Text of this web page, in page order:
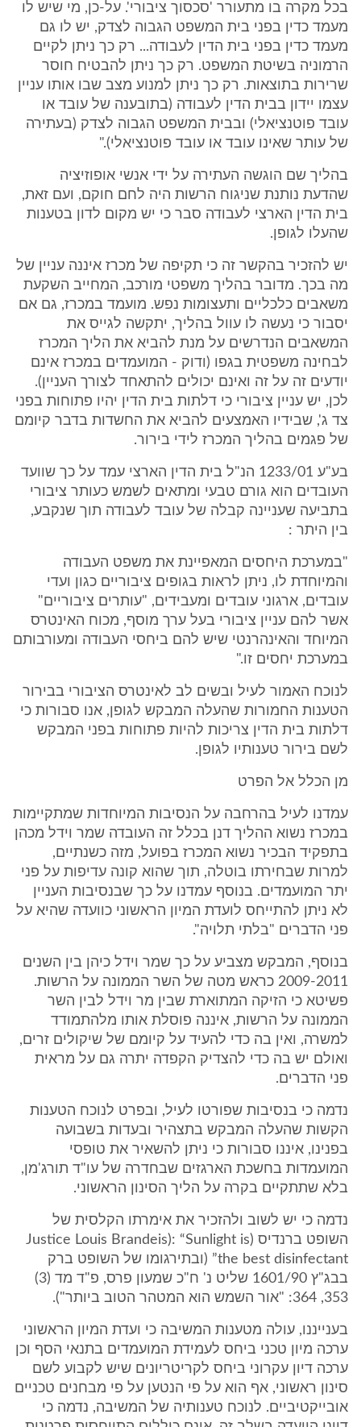
בכל מקרה בו מתעורר 'סכסוך ציבורי'. על-כן, מי שיש לו
מעמד כדין בפני בית המשפט הגבוה לצדק, יש לו גם
מעמד כדין בפני בית הדין לעבודה... רק כך ניתן לקיים
הרמוניה בשיטת המשפט. רק כך ניתן להבטיח חוסר
שרירות בתוצאות. רק כך ניתן למנוע מצב שבו אותו עניין
עצמו יידון בבית הדין לעבודה (בתובענה של עובד או
עובד פוטנציאלי) ובבית המשפט הגבוה לצדק (בעתירה
של עותר שאינו עובד או עובד פוטנציאלי)."
בהליך שם הוגשה העתירה על ידי אנשי אופוזיציה
שהדעת נותנת שניגוח הרשות היה לחם חוקם, ועם זאת,
בית הדין הארצי לעבודה סבר כי יש מקום לדון בטענות
שהעלו לגופן.
יש להזכיר בהקשר זה כי תקיפה של מכרז איננה עניין של
מה בכך. מדובר בהליך משפטי מורכב, המחייב השקעת
משאבים כלכליים ותעצומות נפש. מועמד במכרז, גם אם
יסבור כי נעשה לו עוול בהליך, יתקשה לגייס את
המשאבים הנדרשים על מנת להביא את הליך המכרז
לבחינה משפטית בגפו (ודוק - המועמדים במכרז אינם
יודעים זה על זה ואינם יכולים להתאחד לצורך העניין).
לכן, יש עניין ציבורי כי דלתות בית הדין יהיו פתוחות בפני
צד ג', שבידיו האמצעים להביא את החשדות בדבר קיומם
של פגמים בהליך המכרז לידי בירור.
בע"ע 1233/01 הנ"ל בית הדין הארצי עמד על כך שוועד
העובדים הוא גורם טבעי ומתאים לשמש כעותר ציבורי
בתביעה שעניינה קבלה של עובד לעבודה תוך שנקבע,
בין היתר :
"במערכת היחסים המאפיינת את משפט העבודה
והמיוחדת לו, ניתן לראות בגופים ציבוריים כגון ועדי
עובדים, ארגוני עובדים ומעבידים, "עותרים ציבוריים"
אשר להם עניין ציבורי בעל ערך מוסף, מכוח האינטרס
המיוחד והאינהרנטי שיש להם ביחסי העבודה ומעורבותם
במערכת יחסים זו."
לנוכח האמור לעיל ובשים לב לאינטרס הציבורי בבירור
הטענות החמורות שהעלה המבקש לגופן, אנו סבורות כי
דלתות בית הדין צריכות להיות פתוחות בפני המבקש
לשם בירור טענותיו לגופן.
מן הכלל אל הפרט
עמדנו לעיל בהרחבה על הנסיבות המיוחדות שמתקיימות
במכרז נשוא ההליך דנן בכלל זה העובדה שמר וידל מכהן
בתפקיד הבכיר נשוא המכרז בפועל, מזה כשנתיים,
למרות שבחירתו בוטלה, תוך שהוא קונה עדיפות על פני
יתר המועמדים. בנוסף עמדנו על כך שבנסיבות העניין
לא ניתן להתייחס לועדת המיון הראשוני כוועדה שהיא על
פני הדברים "בלתי תלויה".
בנוסף, המבקש מצביע על כך שמר וידל כיהן בין השנים
2009-2011 כראש מטה של השר הממונה על הרשות.
פשיטא כי הזיקה המתוארת שבין מר וידל לבין השר
הממונה על הרשות, איננה פוסלת אותו מלהתמודד
למשרה, ואין בה כדי להעיד על קיומם של שיקולים זרים,
ואולם יש בה כדי להצדיק הקפדה יתרה גם על מראית
פני הדברים.
נדמה כי בנסיבות שפורטו לעיל, ובפרט לנוכח הטענות
הקשות שהעלה המבקש בתצהיר ובעדות בשבועה
בפנינו, איננו סבורות כי ניתן להשאיר את טופסי
המועמדות בחשכת הארגזים שבחדרה של עו"ד תורג'מן,
בלא שתתקיים בקרה על הליך הסינון הראשוני.
נדמה כי יש לשוב ולהזכיר את אימרתו הקלסית של
השופט ברנדיס (Justice Louis Brandeis): “Sunlight is
the best disinfectant” (ובתירגומו של השופט ברק
בבג"ץ 1601/90 שליט נ' ח"כ שמעון פרס, פ"ד מד (3)
353, 364: "אור השמש הוא המטהר הטוב ביותר").
בענייננו, עולה מטענות המשיבה כי ועדת המיון הראשוני
ערכה מיון טכני ביחס לעמידת המועמדים בתנאי הסף וכן
ערכה דיון עקרוני ביחס לקריטריונים שיש לקבוע לשם
סינון ראשוני, אף הוא על פי הנטען על פי מבחנים טכניים
אובייקטיביים. לנוכח טענותיה של המשיבה, נדמה כי